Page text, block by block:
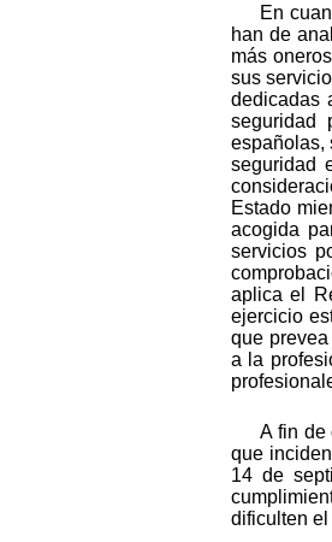
En
han de
más
sus
dedicadas
seguridad
españolas,
seguridad
Estado
acogida
servicios
aplica el
ejercicio
que
a la
A fin de
que
14 de
dificulten